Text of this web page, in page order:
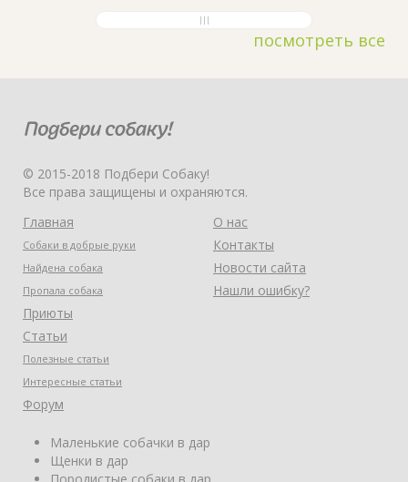
посмотреть все
© 2015-2018 Подбери Собаку!
Все права защищены и охраняются.
Главная
Собаки в добрые руки
Найдена собака
Пропала собака
Приюты
Статьи
Полезные статьи
Интересные статьи
Форум
О нас
Контакты
Новости сайта
Нашли ошибку?
Маленькие собачки в дар
Щенки в дар